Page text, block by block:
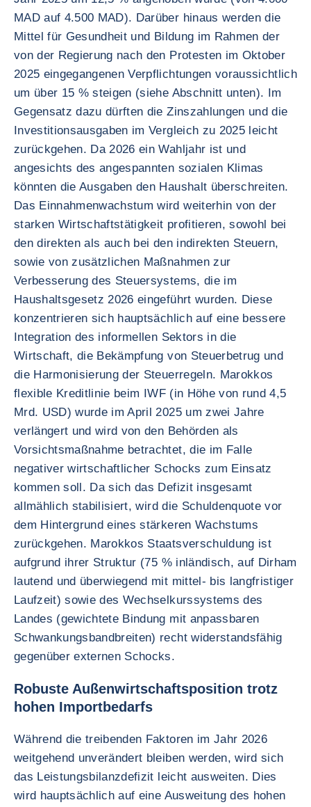
MAD auf 4.500 MAD). Darüber hinaus werden die
Mittel für Gesundheit und Bildung im Rahmen der
von der Regierung nach den Protesten im Oktober
2025 eingegangenen Verpflichtungen voraussichtlich
um über 15 % steigen (siehe Abschnitt unten). Im
Gegensatz dazu dürften die Zinszahlungen und die
Investitionsausgaben im Vergleich zu 2025 leicht
zurückgehen. Da 2026 ein Wahljahr ist und
angesichts des angespannten sozialen Klimas
könnten die Ausgaben den Haushalt überschreiten.
Das Einnahmenwachstum wird weiterhin von der
starken Wirtschaftstätigkeit profitieren, sowohl bei
den direkten als auch bei den indirekten Steuern,
sowie von zusätzlichen Maßnahmen zur
Verbesserung des Steuersystems, die im
Haushaltsgesetz 2026 eingeführt wurden. Diese
konzentrieren sich hauptsächlich auf eine bessere
Integration des informellen Sektors in die
Wirtschaft, die Bekämpfung von Steuerbetrug und
die Harmonisierung der Steuerregeln. Marokkos
flexible Kreditlinie beim IWF (in Höhe von rund 4,5
Mrd. USD) wurde im April 2025 um zwei Jahre
verlängert und wird von den Behörden als
Vorsichtsmaßnahme betrachtet, die im Falle
negativer wirtschaftlicher Schocks zum Einsatz
kommen soll. Da sich das Defizit insgesamt
allmählich stabilisiert, wird die Schuldenquote vor
dem Hintergrund eines stärkeren Wachstums
zurückgehen. Marokkos Staatsverschuldung ist
aufgrund ihrer Struktur (75 % inländisch, auf Dirham
lautend und überwiegend mit mittel- bis langfristiger
Laufzeit) sowie des Wechselkurssystems des
Landes (gewichtete Bindung mit anpassbaren
Schwankungsbandbreiten) recht widerstandsfähig
gegenüber externen Schocks.
Robuste Außenwirtschaftsposition trotz
hohen Importbedarfs
Während die treibenden Faktoren im Jahr 2026
weitgehend unverändert bleiben werden, wird sich
das Leistungsbilanzdefizit leicht ausweiten. Dies
wird hauptsächlich auf eine Ausweitung des hohen